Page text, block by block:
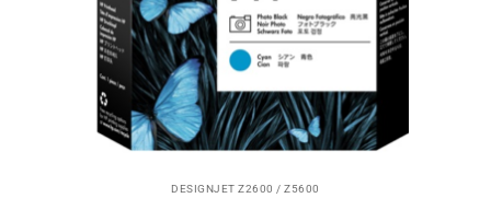
DESIGNJET Z2600 / Z5600